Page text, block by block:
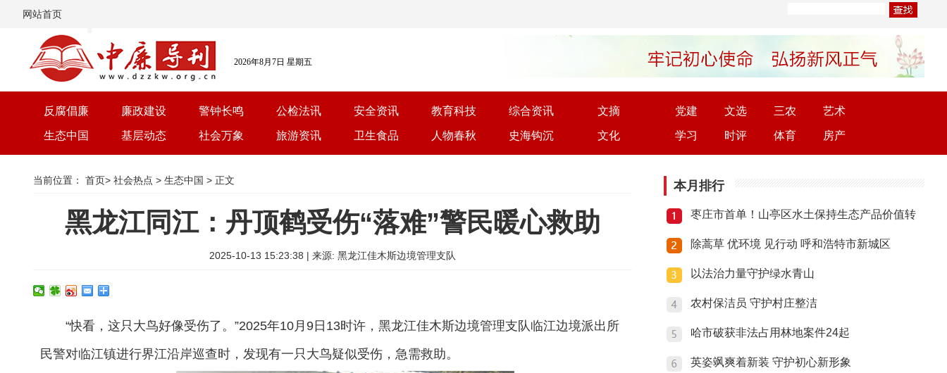
网站首页
2026年8月7日 星期五
反腐倡廉 廉政建设 警钟长鸣 公检法讯 安全资讯 教育科技 综合资讯 文摘
生态中国 基层动态 社会万象 旅游资讯 卫生食品 人物春秋 史海钩沉 文化
党建 文选 三农 艺术
学习 时评 体育 房产
当前位置： 首页> 社会热点 > 生态中国 > 正文
黑龙江同江：丹顶鹤受伤“落难”警民暖心救助
2025-10-13 15:23:38 | 来源: 黑龙江佳木斯边境管理支队
“快看，这只大鸟好像受伤了。”2025年10月9日13时许，黑龙江佳木斯边境管理支队临江边境派出所
民警对临江镇进行界江沿岸巡查时，发现有一只大鸟疑似受伤，急需救助。
本月排行
枣庄市首单！山亭区水土保持生态产品价值转
除蒿草 优环境 见行动 呼和浩特市新城区
以法治力量守护绿水青山
农村保洁员 守护村庄整洁
哈市破获非法占用林地案件24起
英姿飒爽着新装 守护初心新形象